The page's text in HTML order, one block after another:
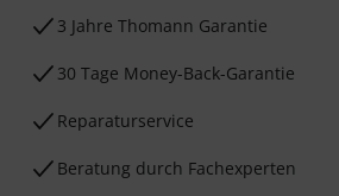
3 Jahre Thomann Garantie
30 Tage Money-Back-Garantie
Reparaturservice
Beratung durch Fachexperten